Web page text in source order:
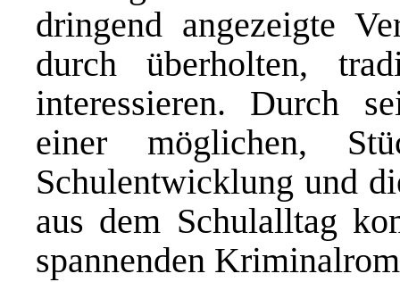
dringend angezeigte
durch überholten,
interessieren. Durch
einer möglichen,
Schulentwicklung und
aus dem Schulalltag
spannenden